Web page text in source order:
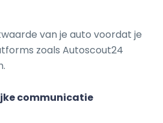
van je auto voordat je
zoals Autoscout24
communicatie